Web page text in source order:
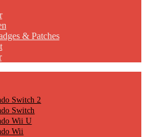
& Patches
Switch 2
Switch
Wii U
Wii